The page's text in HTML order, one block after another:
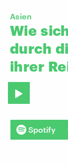
Asien
Wie
durch
ihrer
Spotify